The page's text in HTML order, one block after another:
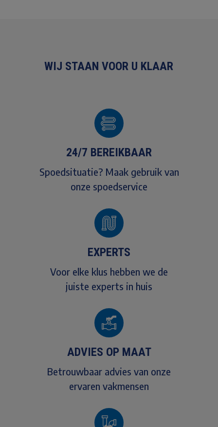
WIJ STAAN VOOR U KLAAR
24/7 BEREIKBAAR
Spoedsituatie? Maak gebruik van
onze spoedservice
EXPERTS
Voor elke klus hebben we de
juiste experts in huis
ADVIES OP MAAT
Betrouwbaar advies van onze
ervaren vakmensen